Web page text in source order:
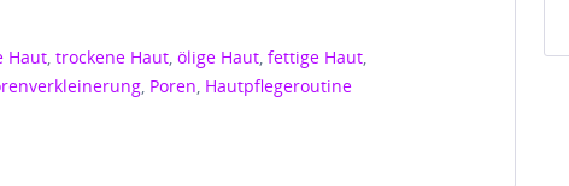
Haut,trockene Haut,ölige Haut,fettige Haut,
, Poren, Hautpflegeroutine